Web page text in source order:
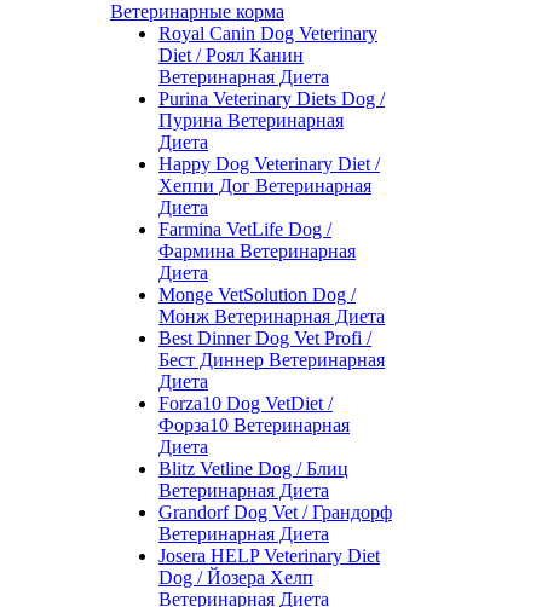
Ветеринарные корма
Royal Canin Dog Veterinary
Diet / Роял Канин
Ветеринарная Диета
Purina Veterinary Diets Dog /
Пурина Ветеринарная
Диета
Happy Dog Veterinary Diet /
Хеппи Дог Ветеринарная
Диета
Farmina VetLife Dog /
Фармина Ветеринарная
Диета
Monge VetSolution Dog /
Монж Ветеринарная Диета
Best Dinner Dog Vet Profi /
Бест Диннер Ветеринарная
Диета
Forza10 Dog VetDiet /
Форза10 Ветеринарная
Диета
Blitz Vetline Dog / Блиц
Ветеринарная Диета
Grandorf Dog Vet / Грандорф
Ветеринарная Диета
Josera HELP Veterinary Diet
Dog / Йозера Хелп
Ветеринарная Диета